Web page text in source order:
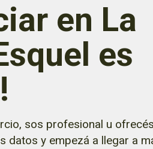
en La
es
sos profesional u
datos y empezá a llegar a